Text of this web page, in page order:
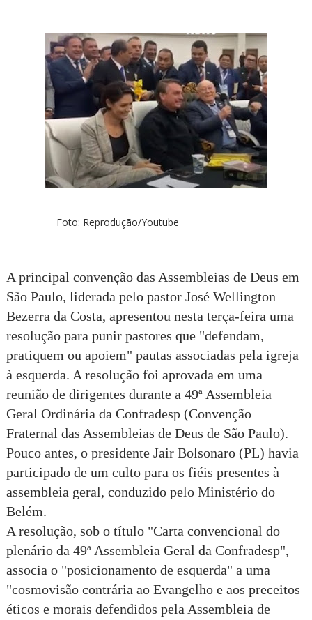
Foto: Reprodução/Youtube
A principal convenção das Assembleias de Deus em
São Paulo, liderada pelo pastor José Wellington
Bezerra da Costa, apresentou nesta terça-feira uma
resolução para punir pastores que "defendam,
pratiquem ou apoiem" pautas associadas pela igreja
à esquerda. A resolução foi aprovada em uma
reunião de dirigentes durante a 49ª Assembleia
Geral Ordinária da Confradesp (Convenção
Fraternal das Assembleias de Deus de São Paulo).
Pouco antes, o presidente Jair Bolsonaro (PL) havia
participado de um culto para os fiéis presentes à
assembleia geral, conduzido pelo Ministério do
Belém.
A resolução, sob o título "Carta convencional do
plenário da 49ª Assembleia Geral da Confradesp",
associa o "posicionamento de esquerda" a uma
"cosmovisão contrária ao Evangelho e aos preceitos
éticos e morais defendidos pela Assembleia de